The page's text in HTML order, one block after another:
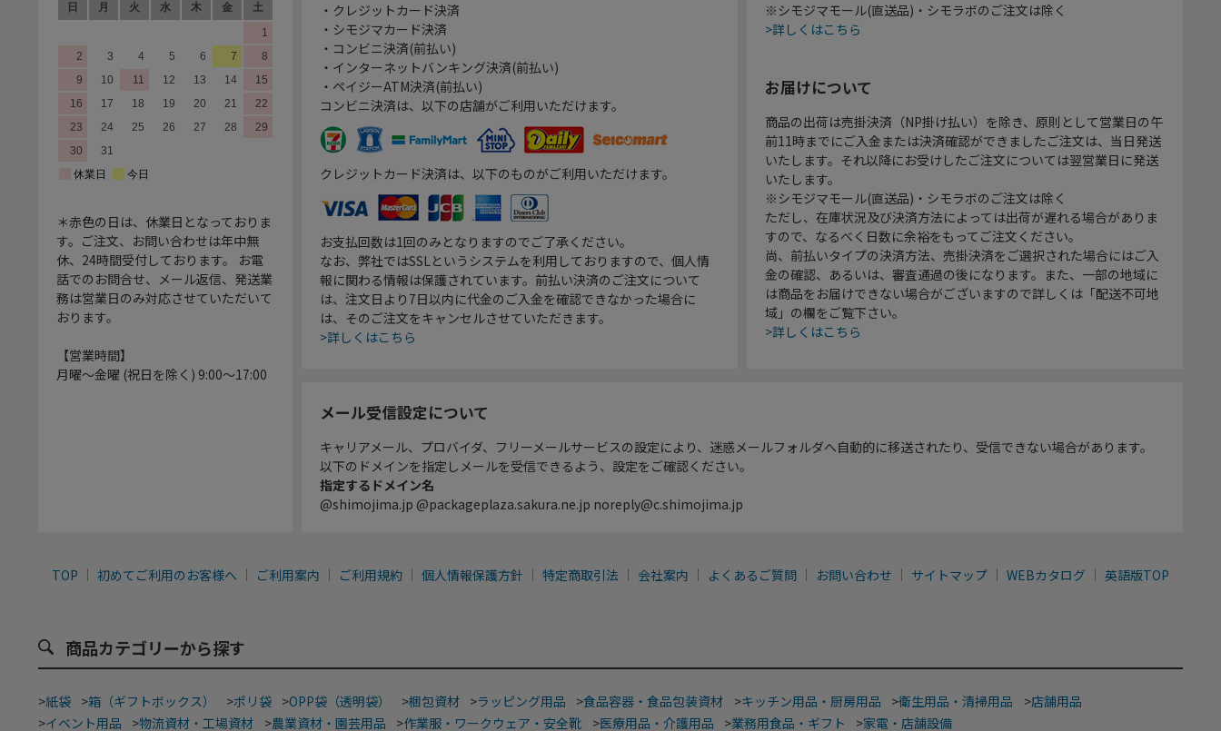
＊赤色の日は、休業日となっておりま
す。ご注文、お問い合わせは年中無
休、24時間受付しております。 お電
話でのお問合せ、メール返信、発送業
務は営業日のみ対応させていただいて
おります。
【営業時間】
月曜～金曜 (祝日を除く) 9:00～17:00
・クレジットカード決済
・シモジマカード決済
・コンビニ決済(前払い)
・インターネットバンキング決済(前払い)
・ペイジーATM決済(前払い)
コンビニ決済は、以下の店舗がご利用いただけます。
クレジットカード決済は、以下のものがご利用いただけます。
お支払回数は1回のみとなりますのでご了承ください。
なお、弊社ではSSLというシステムを利用しておりますので、個人情
報に関わる情報は保護されています。前払い決済のご注文について
は、注文日より7日以内に代金のご入金を確認できなかった場合に
は、そのご注文をキャンセルさせていただきます。
>詳しくはこちら
※シモジマモール(直送品)・シモラボのご注文は除く
>詳しくはこちら
お届けについて
商品の出荷は売掛決済（NP掛け払い）を除き、原則として営業日の午
前11時までにご入金または決済確認ができましたご注文は、当日発送
いたします。それ以降にお受けしたご注文については翌営業日に発送
いたします。
※シモジマモール(直送品)・シモラボのご注文は除く
ただし、在庫状況及び決済方法によっては出荷が遅れる場合がありま
すので、なるべく日数に余裕をもってご注文ください。
尚、前払いタイプの決済方法、売掛決済をご選択された場合にはご入
金の確認、あるいは、審査通過の後になります。また、一部の地域に
は商品をお届けできない場合がございますので詳しくは「配送不可地
域」の欄をご覧下さい。
>詳しくはこちら
メール受信設定について
キャリアメール、プロバイダ、フリーメールサービスの設定により、迷惑メールフォルダへ自動的に移送されたり、受信できない場合があります。
以下のドメインを指定しメールを受信できるよう、設定をご確認ください。
指定するドメイン名
@shimojima.jp @packageplaza.sakura.ne.jp noreply@c.shimojima.jp
TOP 初めてご利用のお客様へ ご利用案内 ご利用規約 個人情報保護方針 特定商取引法 会社案内 よくあるご質問 お問い合わせ サイトマップ WEBカタログ 英語版TOP
商品カテゴリーから探す
>紙袋 >箱（ギフトボックス） >ポリ袋 >OPP袋（透明袋） >梱包資材 >ラッピング用品 >食品容器・食品包装資材 >キッチン用品・厨房用品 >衛生用品・清掃用品 >店舗用品
>イベント用品 >物流資材・工場資材 >農業資材・園芸用品 >作業服・ワークウェア・安全靴 >医療用品・介護用品 >業務用食品・ギフト >家電・店舗設備